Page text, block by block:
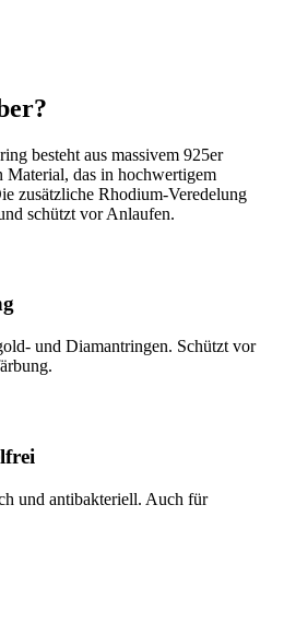
besteht aus massivem 925er
Material, das in hochwertigem
zusätzliche Rhodium-Veredelung
schützt vor Anlaufen.
und Diamantringen. Schützt vor
und antibakteriell. Auch für